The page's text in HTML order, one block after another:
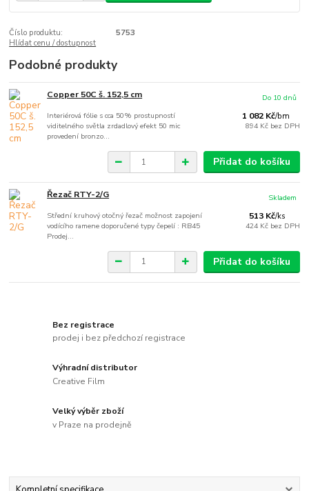
Číslo produktu:
5753
Hlídat cenu / dostupnost
Podobné produkty
Copper 50C š. 152,5 cm
Interiérová fólie s cca 50% prostupností
viditelného světla zrdadlový efekt 50 mic
provedení bronzo...
1 082 Kč/bm
894 Kč bez DPH
Do 10 dnů
Přidat do košíku
Řezač RTY-2/G
Střední kruhový otočný řezač možnost zapojení
vodícího ramene doporučené typy čepelí : RB45
Prodej...
513 Kč/ks
424 Kč bez DPH
Skladem
Přidat do košíku
Bez registrace
prodej i bez předchozí registrace
Výhradní distributor
Creative Film
Velký výběr zboží
v Praze na prodejně